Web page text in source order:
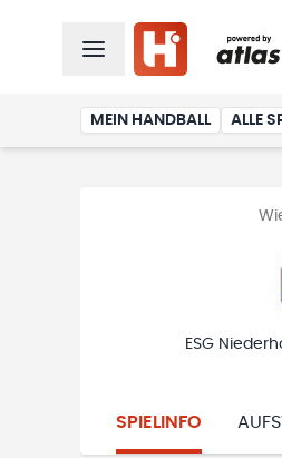
MEIN HANDBALL ALLE
ESG
SPIELINFO